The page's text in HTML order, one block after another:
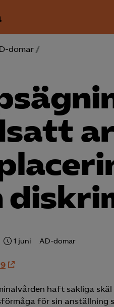
domar /
1 juni AD-domar
haft sakliga
för sin anställning